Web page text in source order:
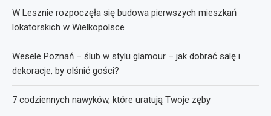
W Lesznie rozpoczęła się budowa pierwszych mieszkań
lokatorskich w Wielkopolsce
Wesele Poznań – ślub w stylu glamour – jak dobrać salę i
dekoracje, by olśnić gości?
7 codziennych nawyków, które uratują Twoje zęby